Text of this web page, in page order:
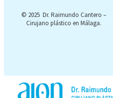
© 2025 Dr. Raimundo Cantero –
Cirujano plástico en Málaga.